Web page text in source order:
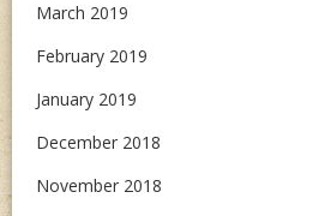
March 2019
February 2019
January 2019
December 2018
November 2018